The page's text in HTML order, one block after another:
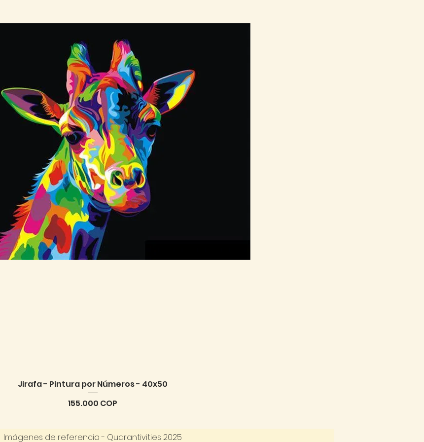
Vista rápida
Jirafa - Pintura por Números - 40x50
Precio
155.000 COP
Imágenes de referencia - Quarantivities 2025